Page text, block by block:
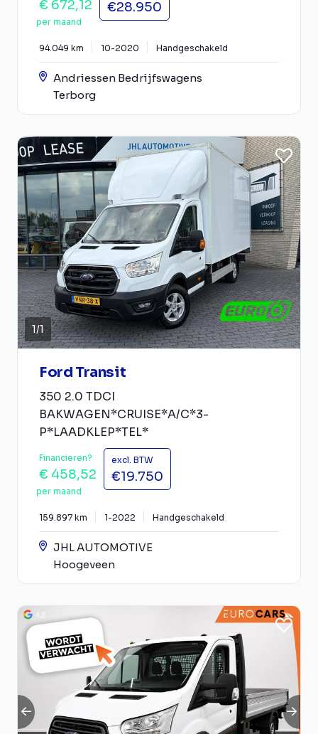
€ 672,12
per maand
€28.950
94.049 km 10-2020 Handgeschakeld
Andriessen Bedrijfswagens
Terborg
1/1
Ford Transit
350 2.0 TDCI
BAKWAGEN*CRUISE*A/C*3-
P*LAADKLEP*TEL*
Financieren?
€ 458,52
per maand
excl. BTW
€19.750
159.897 km 1-2022 Handgeschakeld
JHL AUTOMOTIVE
Hoogeveen